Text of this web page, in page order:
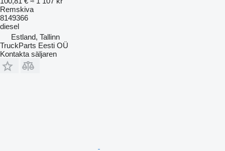
Remskiva
8149366
diesel
Estland, Tallinn
TruckParts Eesti OÜ
Kontakta säljaren